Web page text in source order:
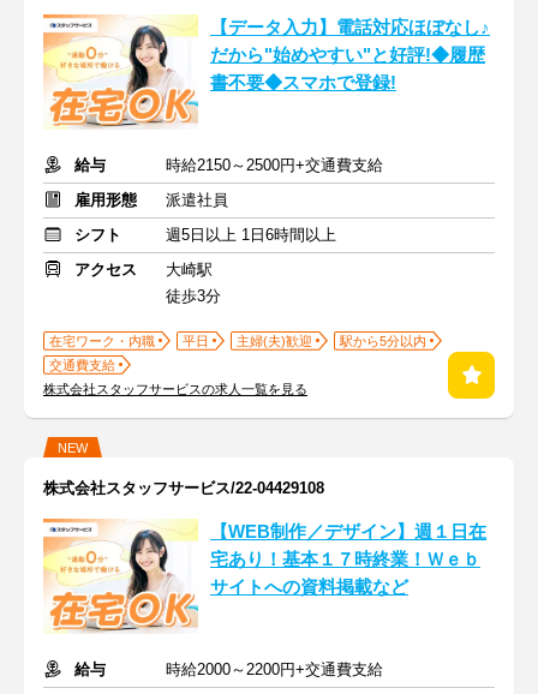
【データ入力】電話対応ほぼなし♪
だから"始めやすい"と好評!◆履歴
書不要◆スマホで登録!
給与
時給2150～2500円+交通費支給
雇用形態
派遣社員
シフト
週5日以上 1日6時間以上
アクセス
大崎駅
徒歩3分
在宅ワーク・内職 平日 主婦(夫)歓迎
駅から5分以内
交通費支給
株式会社スタッフサービスの求人一覧を見る
NEW
株式会社スタッフサービス/22-04429108
【WEB制作／デザイン】週１日在
宅あり！基本１７時終業！Ｗｅｂ
サイトへの資料掲載など
給与
時給2000～2200円+交通費支給